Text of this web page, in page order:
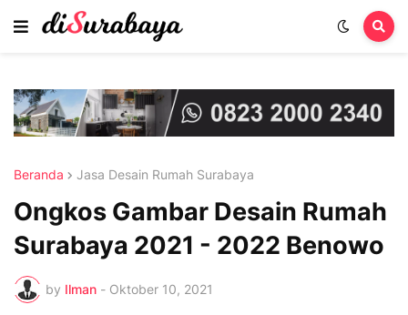
Beranda Jasa Desain Rumah Surabaya
Ongkos Gambar Desain Rumah
Surabaya 2021 - 2022 Benowo
by Ilman - Oktober 10, 2021